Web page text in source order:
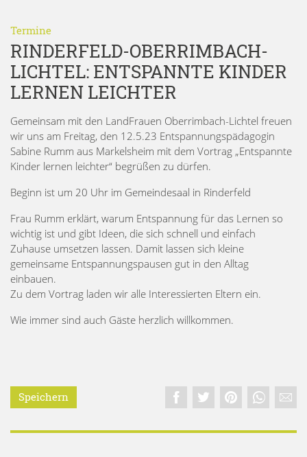
Termine
RINDERFELD-OBERRIMBACH-
LICHTEL: ENTSPANNTE KINDER
LERNEN LEICHTER
Gemeinsam mit den LandFrauen Oberrimbach-Lichtel freuen
wir uns am Freitag, den 12.5.23 Entspannungspädagogin
Sabine Rumm aus Markelsheim mit dem Vortrag „Entspannte
Kinder lernen leichter“ begrüßen zu dürfen.
Beginn ist um 20 Uhr im Gemeindesaal in Rinderfeld
Frau Rumm erklärt, warum Entspannung für das Lernen so
wichtig ist und gibt Ideen, die sich schnell und einfach
Zuhause umsetzen lassen. Damit lassen sich kleine
gemeinsame Entspannungspausen gut in den Alltag
einbauen.
Zu dem Vortrag laden wir alle Interessierten Eltern ein.
Wie immer sind auch Gäste herzlich willkommen.
Speichern